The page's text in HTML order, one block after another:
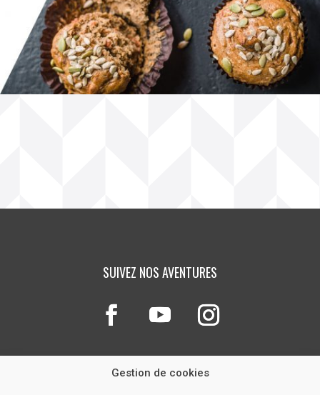
Gestion de cookies
SUIVEZ NOS AVENTURES